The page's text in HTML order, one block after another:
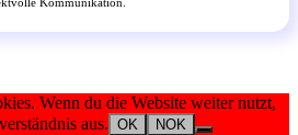
Wenn du die Website weiter nutzt,
aus. OK NOK